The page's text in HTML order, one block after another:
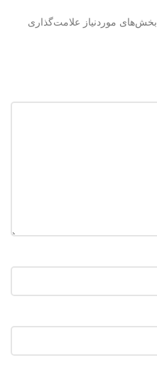
بخش‌های موردنیاز علامت‌گذاری